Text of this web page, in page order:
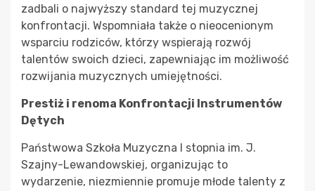
zadbali o najwyższy standard tej muzycznej
konfrontacji. Wspomniała także o nieocenionym
wsparciu rodziców, którzy wspierają rozwój
talentów swoich dzieci, zapewniając im możliwość
rozwijania muzycznych umiejętności.
Prestiż i renoma Konfrontacji Instrumentów
Dętych
Państwowa Szkoła Muzyczna I stopnia im. J.
Szajny-Lewandowskiej, organizując to
wydarzenie, niezmiennie promuje młode talenty z